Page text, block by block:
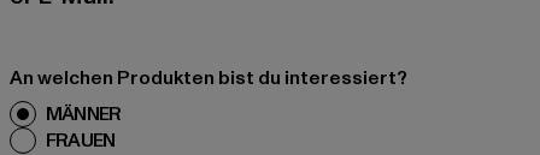
An welchen Produkten bist du interessiert?
MÄNNER
FRAUEN